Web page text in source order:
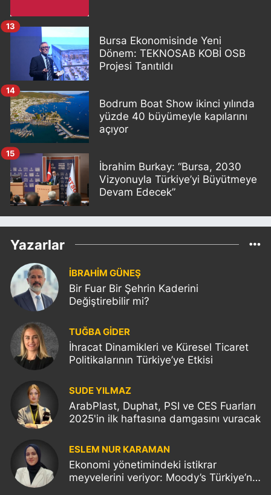
Bursa Ekonomisinde Yeni
Dönem: TEKNOSAB KOBİ OSB
Projesi Tanıtıldı
13
Bodrum Boat Show ikinci yılında
yüzde 40 büyümeyle kapılarını
açıyor
14
İbrahim Burkay: “Bursa, 2030
Vizyonuyla Türkiye’yi Büyütmeye
Devam Edecek”
15
Yazarlar
İBRAHİM GÜNEŞ
Bir Fuar Bir Şehrin Kaderini
Değiştirebilir mi?
TUĞBA GİDER
İhracat Dinamikleri ve Küresel Ticaret
Politikalarının Türkiye’ye Etkisi
SUDE YILMAZ
ArabPlast, Duphat, PSI ve CES Fuarları
2025'in ilk haftasına damgasını vuracak
ESLEM NUR KARAMAN
Ekonomi yönetimindeki istikrar
meyvelerini veriyor: Moody’s Türkiye’nin